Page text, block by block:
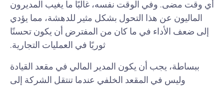
أي وقت مضى. وفي الوقت نفسه، غالبًا ما يغيب المديرون
الماليون عن هذا التحول بشكل مثير للدهشة، مما يؤدي
إلى ضعف الأداء في ما كان من المفترض أن يكون تحسنًا
ثوريًا في العمليات التجارية.
ببساطة، يجب أن يكون المدير المالي في مقعد القيادة
وليس في المقعد الخلفي عندما تنتقل الشركة إلى